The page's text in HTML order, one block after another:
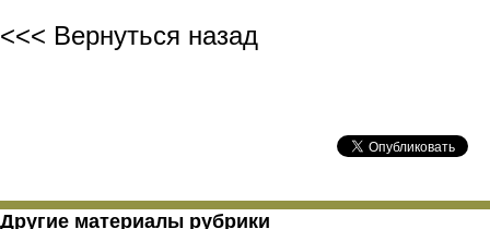
<<< Вернуться назад
Другие материалы рубрики